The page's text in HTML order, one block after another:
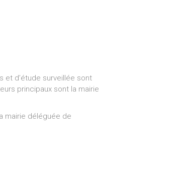
et d’étude surveillée sont
principaux sont la mairie
mairie déléguée de